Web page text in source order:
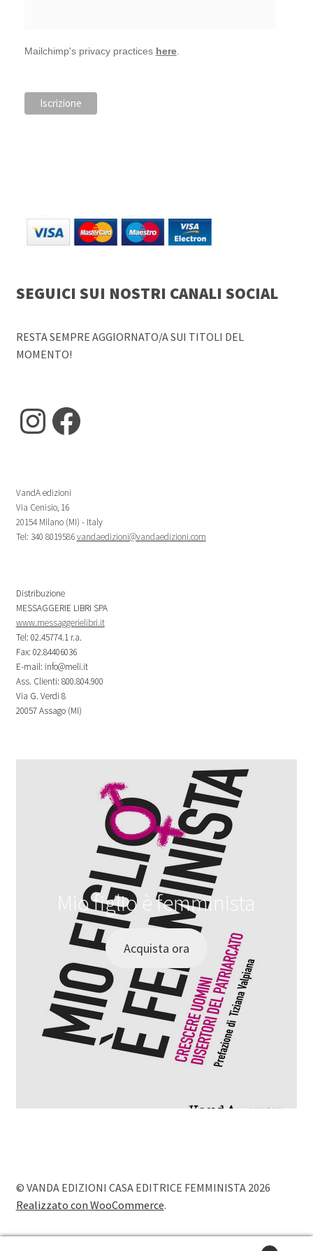
Mailchimp's privacy practices here.
SEGUICI SUI NOSTRI CANALI SOCIAL
RESTA SEMPRE AGGIORNATO/A SUI TITOLI DEL
MOMENTO!
Instagram
Facebook
VandA edizioni
Via Cenisio, 16
20154 Milano (MI) - Italy
Tel: 340 8019586vandaedizioni@vandaedizioni.com
Distribuzione
MESSAGGERIE LIBRI SPA
www.messaggerielibri.it
Tel: 02.45774.1 r.a.
Fax: 02.84406036
E-mail: info@meli.it
Ass. Clienti: 800.804.900
Via G. Verdi 8
20057 Assago (MI)
Mio figlio è femminista
Acquista ora
© VANDA EDIZIONI CASA EDITRICE FEMMINISTA 2026
Realizzato con WooCommerce.